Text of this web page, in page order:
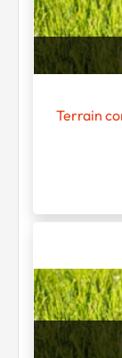
Terrain